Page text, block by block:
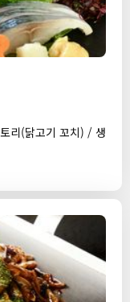
리(닭고기 꼬치) / 생